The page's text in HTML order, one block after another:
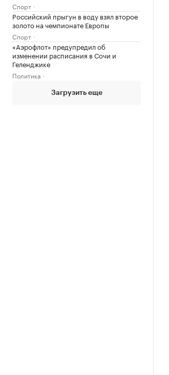
Спорт
Российский прыгун в воду взял второе
золото на чемпионате Европы
Спорт
«Аэрофлот» предупредил об
изменении расписания в Сочи и
Геленджике
Политика
Загрузить еще